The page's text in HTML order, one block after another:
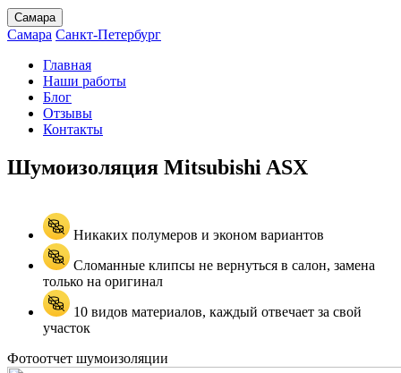
Самара
Самара Санкт-Петербург
Главная
Наши работы
Блог
Отзывы
Контакты
Шумоизоляция Mitsubishi ASX
Никаких полумеров и эконом вариантов
Сломанные клипсы не вернуться в салон, замена
только на оригинал
10 видов материалов, каждый отвечает за свой
участок
Фотоотчет шумоизоляции